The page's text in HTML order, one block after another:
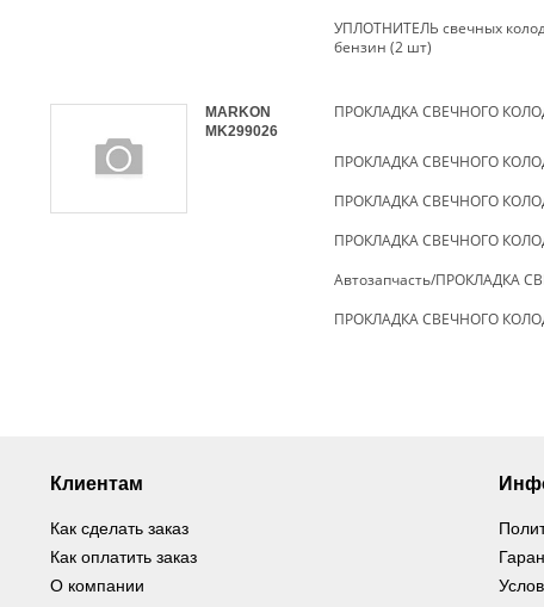
УПЛОТНИТЕЛЬ свечных
бензин (2 шт)
MARKON
MK299026
ПРОКЛАДКА СВЕЧНОГО
ПРОКЛАДКА СВЕЧНОГО
ПРОКЛАДКА СВЕЧНОГО
ПРОКЛАДКА СВЕЧНОГО
Автозапчасть/ПРОКЛАДКА
ПРОКЛАДКА СВЕЧНОГО
Клиентам
Как сделать заказ
Как оплатить заказ
О компании